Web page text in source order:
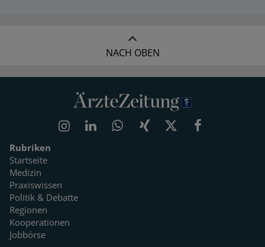
NACH OBEN
Rubriken
Startseite
Medizin
Praxiswissen
Politik & Debatte
Regionen
Kooperationen
Jobbörse